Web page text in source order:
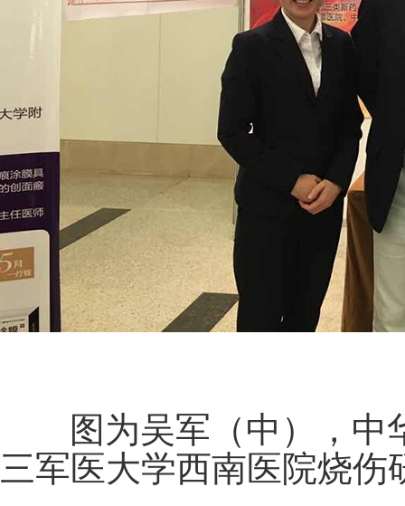
图为吴军（中），中
三军医大学西南医院烧